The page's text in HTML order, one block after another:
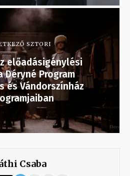
SZTORI
előadásigénylési
Déryné Program
és Vándorszínház
Csaba